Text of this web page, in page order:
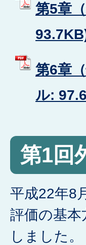
第5章
第6章
ル:
第1回
平成22年8
評価の基
しました。